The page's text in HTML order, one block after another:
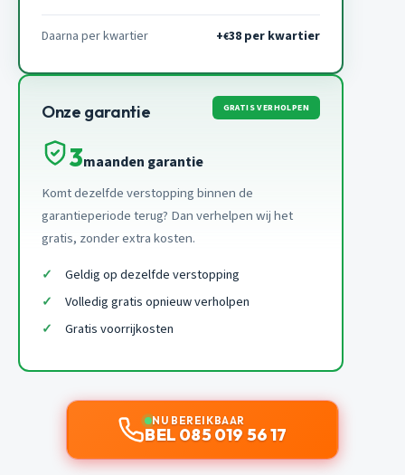
Daarna per kwartier +€38 per kwartier
Onze garantie GRATIS VERHOLPEN
3maanden garantie
Komt dezelfde verstopping binnen de
garantieperiode terug? Dan verhelpen wij het
gratis, zonder extra kosten.
Geldig op dezelfde verstopping
Volledig gratis opnieuw verholpen
Gratis voorrijkosten
NU BEREIKBAAR
BEL 085 019 56 17